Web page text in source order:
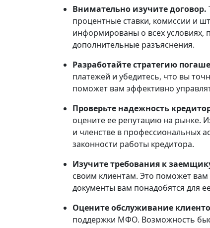
Внимательно изучите договор.
процентные ставки, комиссии и
информированы о всех условиях,
дополнительные разъяснения.
Разработайте стратегию
платежей и убедитесь, что вы
поможет вам эффективно
Проверьте надежность
оцените ее репутацию на рынке.
и членстве в профессиональных
законности работы кредитора.
Изучите требования к
своим клиентам. Это поможет
документы вам понадобятся для
Оцените обслуживание
поддержки МФО. Возможность